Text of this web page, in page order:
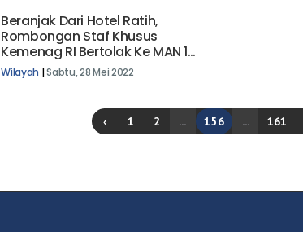
Beranjak Dari Hotel Ratih,
Rombongan Staf Khusus
Kemenag RI Bertolak Ke MAN 1
Polman
Wilayah |Sabtu, 28 Mei 2022
‹ 1 2 ... 156 ... 161